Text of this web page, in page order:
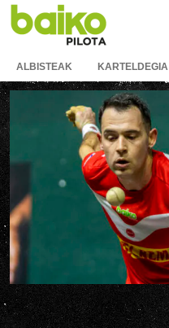
ALBISTEAK KARTELDEGIA